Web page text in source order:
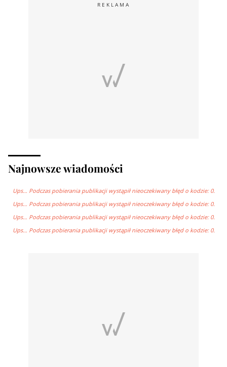
REKLAMA
Najnowsze wiadomości
Ups… Podczas pobierania publikacji wystąpił nieoczekiwany błęd o kodzie: 0.
Ups… Podczas pobierania publikacji wystąpił nieoczekiwany błęd o kodzie: 0.
Ups… Podczas pobierania publikacji wystąpił nieoczekiwany błęd o kodzie: 0.
Ups… Podczas pobierania publikacji wystąpił nieoczekiwany błęd o kodzie: 0.